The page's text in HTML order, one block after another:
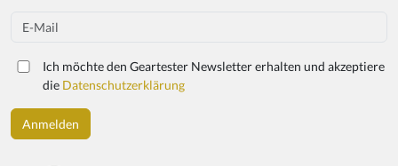
Email
Ich möchte den Geartester Newsletter erhalten und akzeptiere
die Datenschutzerklärung